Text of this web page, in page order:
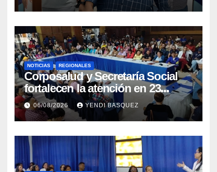
NOTICIAS REGIONALES
Corposalud y Secretaría Social
fortalecen la atención en 23
municipios
06/08/2026 YENDI BASQUEZ